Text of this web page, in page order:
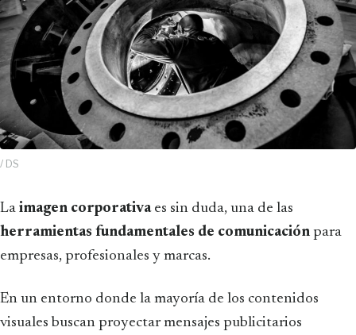
/ DS
La imagen corporativa es sin duda, una de las
herramientas fundamentales de comunicación para
empresas, profesionales y marcas.
En un entorno donde la mayoría de los contenidos
visuales buscan proyectar mensajes publicitarios